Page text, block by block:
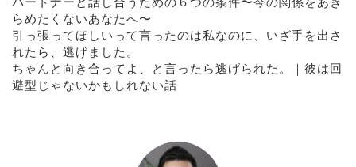
らめたくないあなたへ〜
引っ張ってほしいって言ったのは私なのに、いざ手を出さ
れたら、逃げました。
ちゃんと向き合ってよ、と言ったら逃げられた。｜彼は回
避型じゃないかもしれない話